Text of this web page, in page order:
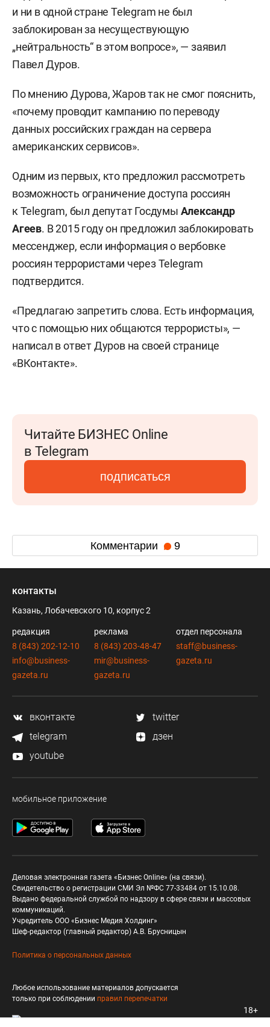
и ни в одной стране Telegram не был
заблокирован за несуществующую
„нейтральность“ в этом вопросе», — заявил
Павел Дуров.
По мнению Дурова, Жаров так не смог пояснить,
«почему проводит кампанию по переводу
данных российских граждан на сервера
американских сервисов».
Одним из первых, кто предложил рассмотреть
возможность ограничение доступа россиян
к Telegram, был депутат Госдумы Александр
Агеев. В 2015 году он предложил заблокировать
мессенджер, если информация о вербовке
россиян террористами через Telegram
подтвердится.
«Предлагаю запретить слова. Есть информация,
что с помощью них общаются террористы», —
написал в ответ Дуров на своей странице
«ВКонтакте».
Читайте БИЗНЕС Online
в Telegram
подписаться
Комментарии 9
контакты
Казань, Лобачевского 10, корпус 2
редакция
8 (843) 202-12-10
info@business-
gazeta.ru
реклама
8 (843) 203-48-47
mir@business-
gazeta.ru
отдел персонала
staff@business-
gazeta.ru
вконтакте
twitter
telegram
дзен
youtube
мобильное приложение
Деловая электронная газета «Бизнес Online» (на связи).
Свидетельство о регистрации СМИ Эл №ФС 77-33484 от 15.10.08.
Выдано федеральной службой по надзору в сфере связи и массовых
коммуникаций.
Учредитель ООО «Бизнес Медия Холдинг»
Шеф-редактор (главный редактор) А.В. Брусницын
Политика о персональных данных
Любое использование материалов допускается
только при соблюдении правил перепечатки
18+